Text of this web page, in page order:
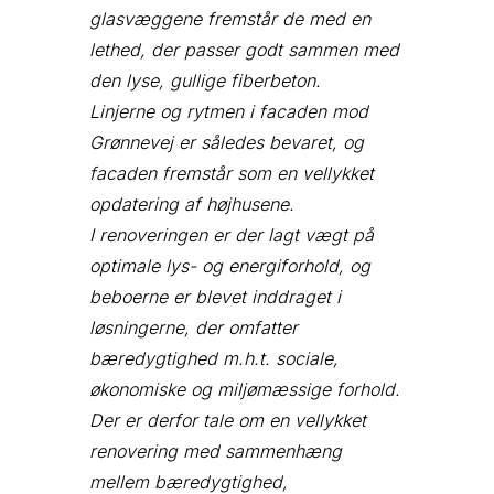
glasvæggene fremstår de med en
lethed, der passer godt sammen med
den lyse, gullige fiberbeton.
Linjerne og rytmen i facaden mod
Grønnevej er således bevaret, og
facaden fremstår som en vellykket
opdatering af højhusene.
I renoveringen er der lagt vægt på
optimale lys- og energiforhold, og
beboerne er blevet inddraget i
løsningerne, der omfatter
bæredygtighed m.h.t. sociale,
økonomiske og miljømæssige forhold.
Der er derfor tale om en vellykket
renovering med sammenhæng
mellem bæredygtighed,